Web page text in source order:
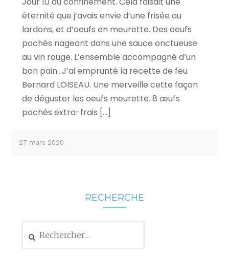
éternité que j’avais envie d’une frisée au
lardons, et d’oeufs en meurette. Des oeufs
pochés nageant dans une sauce onctueuse
au vin rouge. L’ensemble accompagné d’un
bon pain…J’ai emprunté la recette de feu
Bernard LOISEAU. Une merveille cette façon
de déguster les oeufs meurette. 8 œufs
pochés extra-frais […]
27 mars 2020
RECHERCHE